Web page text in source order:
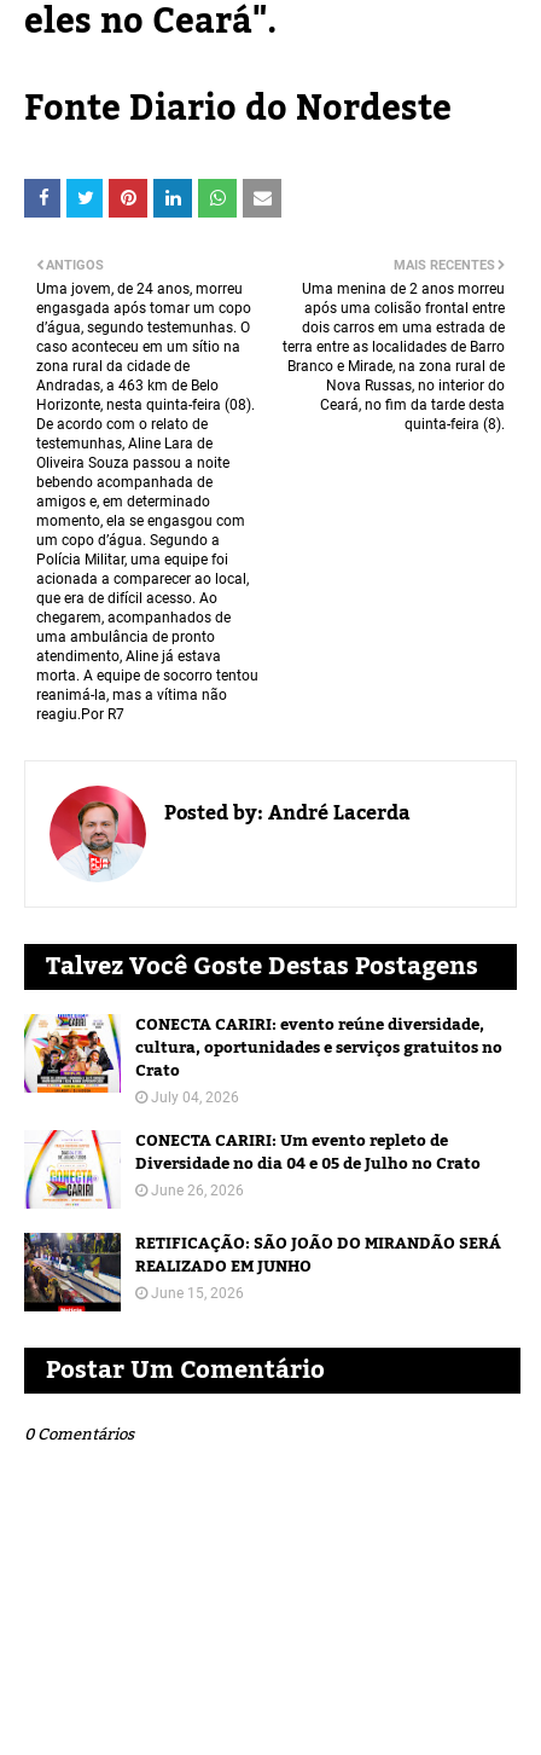
eles no Ceará".
Fonte Diario do Nordeste
MAIS RECENTES
Uma menina de 2 anos morreu
após uma colisão frontal entre
dois carros em uma estrada de
terra entre as localidades de Barro
Branco e Mirade, na zona rural de
Nova Russas, no interior do
Ceará, no fim da tarde desta
quinta-feira (8).
ANTIGOS
Uma jovem, de 24 anos, morreu
engasgada após tomar um copo
d’água, segundo testemunhas. O
caso aconteceu em um sítio na
zona rural da cidade de
Andradas, a 463 km de Belo
Horizonte, nesta quinta-feira (08).
De acordo com o relato de
testemunhas, Aline Lara de
Oliveira Souza passou a noite
bebendo acompanhada de
amigos e, em determinado
momento, ela se engasgou com
um copo d’água. Segundo a
Polícia Militar, uma equipe foi
acionada a comparecer ao local,
que era de difícil acesso. Ao
chegarem, acompanhados de
uma ambulância de pronto
atendimento, Aline já estava
morta. A equipe de socorro tentou
reanimá-la, mas a vítima não
reagiu.Por R7
Posted by:André Lacerda
Talvez Você Goste Destas Postagens
CONECTA CARIRI: evento reúne diversidade,
cultura, oportunidades e serviços gratuitos no
Crato
July 04, 2026
CONECTA CARIRI: Um evento repleto de
Diversidade no dia 04 e 05 de Julho no Crato
June 26, 2026
RETIFICAÇÃO: SÃO JOÃO DO MIRANDÃO SERÁ
REALIZADO EM JUNHO
June 15, 2026
Postar Um Comentário
0 Comentários